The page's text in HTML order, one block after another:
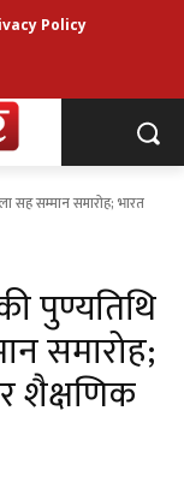
Policy
सह सम्मान समारोह; भारत
पुण्यतिथि
समारोह;
शैक्षणिक